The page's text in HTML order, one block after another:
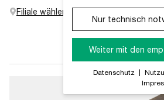
Filiale wählen
Nur technisch
Weiter mit den
Datenschutz |